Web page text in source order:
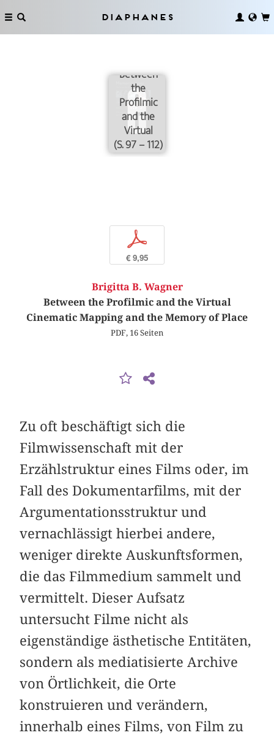
Diaphanes
Between
the
Profilmic
and the
Virtual
(S. 97 – 112)
p
€ 9,95
Brigitta B. Wagner
Between the Profilmic and the Virtual
Cinematic Mapping and the Memory of Place
PDF, 16 Seiten
Zu oft beschäftigt sich die
Filmwissenschaft mit der
Erzählstruktur eines Films oder, im
Fall des Dokumentarfilms, mit der
Argumentationsstruktur und
vernachlässigt hierbei andere,
weniger direkte Auskunftsformen,
die das Filmmedium sammelt und
vermittelt. Dieser Aufsatz
untersucht Filme nicht als
eigenständige ästhetische Entitäten,
sondern als mediatisierte Archive
von Örtlichkeit, die Orte
konstruieren und verändern,
innerhalb eines Films, von Film zu